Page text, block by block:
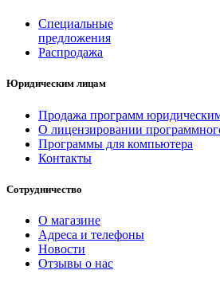
Специальные
предложения
Распродажа
Юридическим лицам
Продажа программ
О лицензировании
Программы для компьютера
Контакты
Сотрудничество
О магазине
Адреса и телефоны
Новости
Отзывы о нас